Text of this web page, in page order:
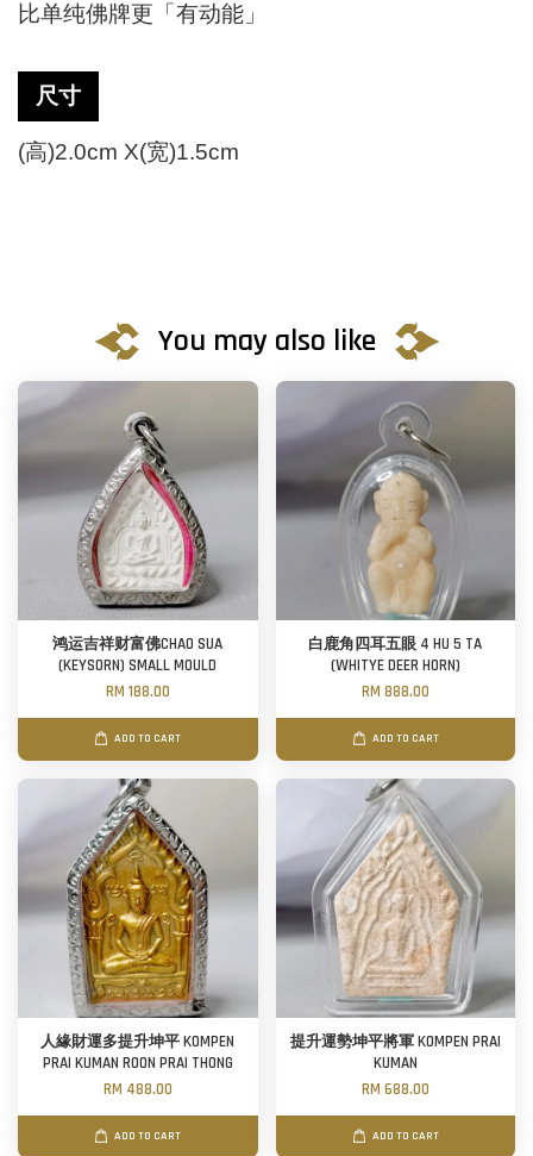
比单纯佛牌更「有动能」
尺寸
(高)2.0cm X(宽)1.5cm
You may also like
鸿运吉祥财富佛CHAO SUA
(KEYSORN) SMALL MOULD
RM 188.00
ADD TO CART
白鹿角四耳五眼 4 HU 5 TA
(WHITYE DEER HORN)
RM 888.00
ADD TO CART
人緣財運多提升坤平 KOMPEN
PRAI KUMAN ROON PRAI THONG
RM 488.00
ADD TO CART
提升運勢坤平將軍 KOMPEN PRAI
KUMAN
RM 688.00
ADD TO CART